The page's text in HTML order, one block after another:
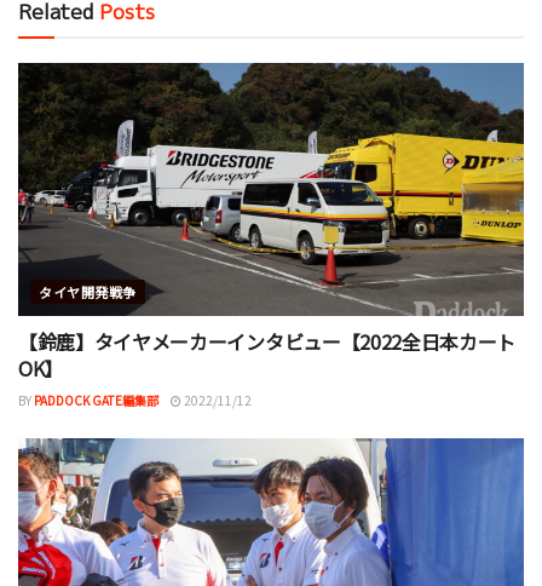
Related Posts
タイヤ開発戦争
【鈴鹿】タイヤメーカーインタビュー【2022全日本カート
OK】
BY PADDOCK GATE編集部 2022/11/12